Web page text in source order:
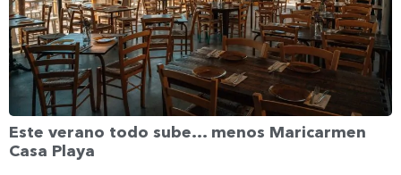
Este verano todo sube… menos Maricarmen
Casa Playa